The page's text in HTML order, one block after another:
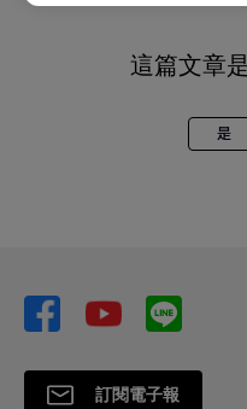
這篇文章
是
訂閱電子報